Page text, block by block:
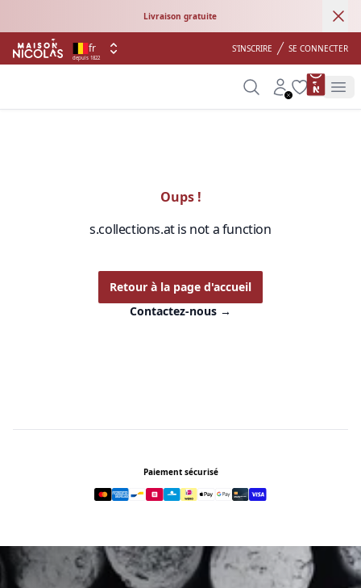
Livraison gratuite
depuis 1822
fr S'INSCRIRE SE CONNECTER
SearchAccount
Wishlist
Oups !
s.collections.at is not a function
Retour à la page d'accueil
Contactez-nous →
Paiement sécurisé